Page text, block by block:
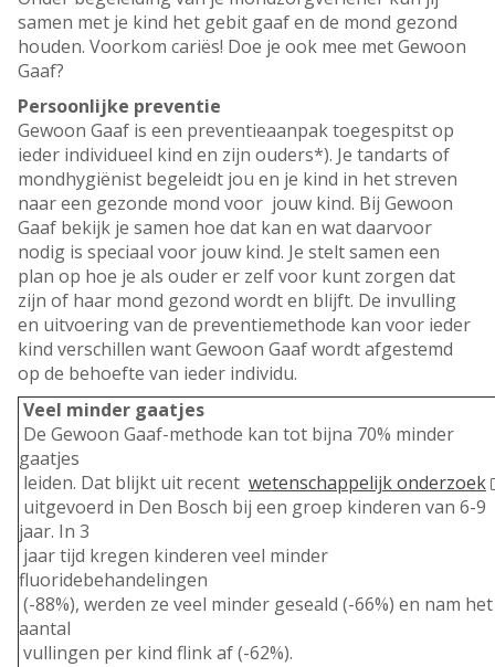
samen met je kind het gebit gaaf en de mond gezond
houden. Voorkom cariës! Doe je ook mee met Gewoon
Gaaf?
Persoonlijke preventie
Gewoon Gaaf is een preventieaanpak toegespitst op
ieder individueel kind en zijn ouders*). Je tandarts of
mondhygiënist begeleidt jou en je kind in het streven
naar een gezonde mond voor jouw kind. Bij Gewoon
Gaaf bekijk je samen hoe dat kan en wat daarvoor
nodig is speciaal voor jouw kind. Je stelt samen een
plan op hoe je als ouder er zelf voor kunt zorgen dat
zijn of haar mond gezond wordt en blijft. De invulling
en uitvoering van de preventiemethode kan voor ieder
kind verschillen want Gewoon Gaaf wordt afgestemd
op de behoefte van ieder individu.
Veel minder gaatjes
De Gewoon Gaaf-methode kan tot bijna 70% minder
gaatjes
leiden. Dat blijkt uit recent wetenschappelijk onderzoek
uitgevoerd in Den Bosch bij een groep kinderen van 6-9
jaar. In 3
jaar tijd kregen kinderen veel minder
fluoridebehandelingen
(-88%), werden ze veel minder geseald (-66%) en nam het
aantal
vullingen per kind flink af (-62%).